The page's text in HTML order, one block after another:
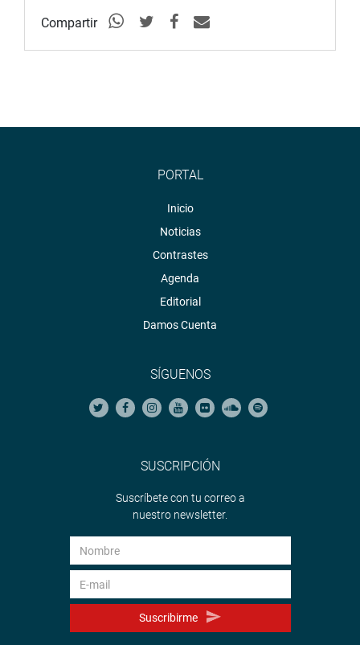
Compartir
PORTAL
Inicio
Noticias
Contrastes
Agenda
Editorial
Damos Cuenta
SÍGUENOS
SUSCRIPCIÓN
Suscríbete con tu correo a
nuestro newsletter.
Suscribirme